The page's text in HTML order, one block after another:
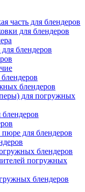
часть для блендеров
для блендеров
блендеров
блендеров
для погружных
для блендеров
блендеров
погружных
блендеров